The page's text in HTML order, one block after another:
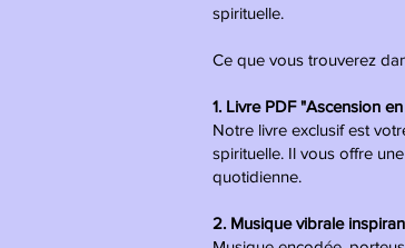
spirituelle.
Ce que vous trouverez
1. Livre PDF "Ascension
Notre livre exclusif est
spirituelle. Il vous offre
quotidienne.
2. Musique vibrale